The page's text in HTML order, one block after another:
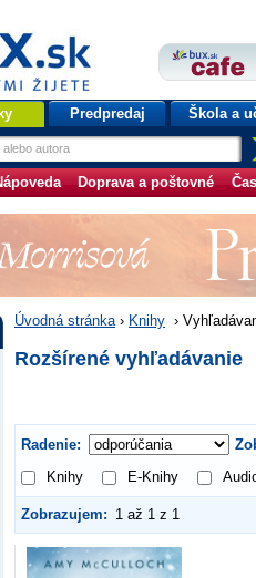
Predpredaj Škola a
Doprava a poštovné
Úvodná stránka› Knihy ›
Rozšírené vyhľadávanie
Radenie:
Knihy
E-Knihy
Zobrazujem: 1 až 1 z 1